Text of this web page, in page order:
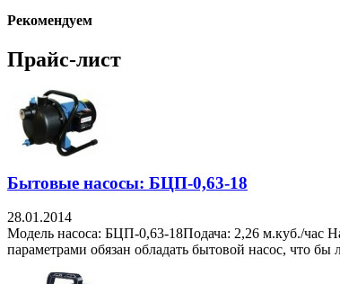
Рекомендуем
Прайс-лист
Бытовые насосы: БЦП-0,63-18
28.01.2014
Модель насоса: БЦП-0,63-18Подача: 2,26 м.куб./час
параметрами обязан обладать бытовой насос, что бы